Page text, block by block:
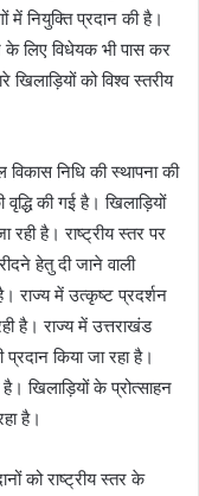
में नियुक्ति प्रदान की है।
के लिए विधेयक भी पास कर
खिलाड़ियों को विश्व स्तरीय
निधि की स्थापना की
की गई है। खिलाड़ियों
रही है। राष्ट्रीय स्तर पर
हेतु दी जाने वाली
राज्य में उत्कृष्ट प्रदर्शन
है। राज्य में उत्तराखंड
किया जा रहा है।
खिलाड़ियों के प्रोत्साहन
है।
को राष्ट्रीय स्तर के